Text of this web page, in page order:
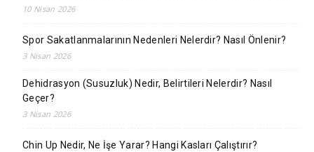
10 Nisan 2026
Spor Sakatlanmalarının Nedenleri Nelerdir? Nasıl Önlenir?
3 Nisan 2026
Dehidrasyon (Susuzluk) Nedir, Belirtileri Nelerdir? Nasıl
Geçer?
3 Nisan 2026
Chin Up Nedir, Ne İşe Yarar? Hangi Kasları Çalıştırır?